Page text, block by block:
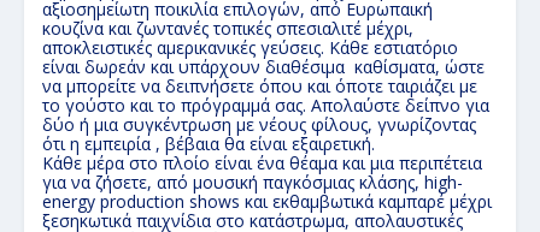
αξιοσημείωτη ποικιλία επιλογών, από Ευρωπαική
κουζίνα και ζωντανές τοπικές σπεσιαλιτέ μέχρι,
αποκλειστικές αμερικανικές γεύσεις. Κάθε εστιατόριο
είναι δωρεάν και υπάρχουν διαθέσιμα καθίσματα, ώστε
να μπορείτε να δειπνήσετε όπου και όποτε ταιριάζει με
το γούστο και το πρόγραμμά σας. Απολαύστε δείπνο για
δύο ή μια συγκέντρωση με νέους φίλους, γνωρίζοντας
ότι η εμπειρία , βέβαια θα είναι εξαιρετική.
Κάθε μέρα στο πλοίο είναι ένα θέαμα και μια περιπέτεια
για να ζήσετε, από μουσική παγκόσμιας κλάσης, high-
energy production shows και εκθαμβωτικά καμπαρέ μέχρι
ξεσηκωτικά παιχνίδια στο κατάστρωμα, απολαυστικές